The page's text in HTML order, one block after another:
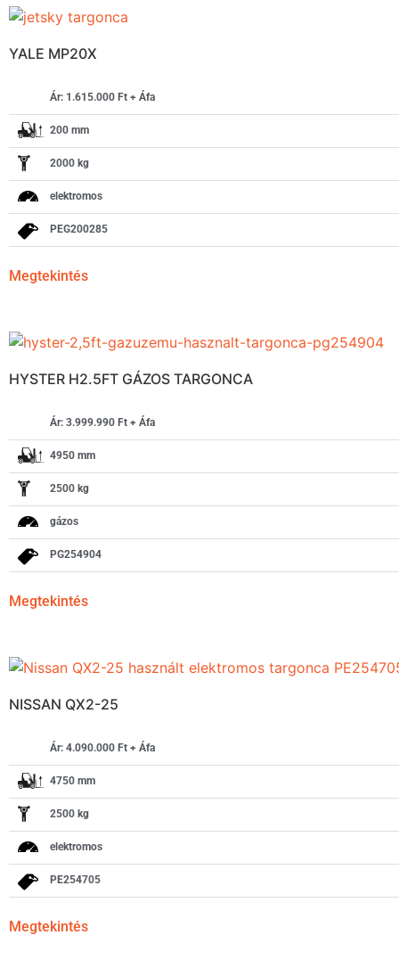
YALE MP20X
Ár: 1.615.000 Ft + Áfa
200 mm
2000 kg
elektromos
PEG200285
Megtekintés
HYSTER H2.5FT GÁZOS TARGONCA
Ár: 3.999.990 Ft + Áfa
4950 mm
2500 kg
gázos
PG254904
Megtekintés
NISSAN QX2-25
Ár: 4.090.000 Ft + Áfa
4750 mm
2500 kg
elektromos
PE254705
Megtekintés